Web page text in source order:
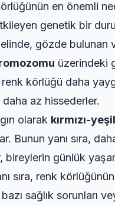
en önemli
genetik bir
gözde bulunan
üzerindeki
renk körlüğü daha
az hissederler.
olarak kırmızı-yeşil
Bunun yanı sıra,
günlük
sıra, renk
sağlık sorunları